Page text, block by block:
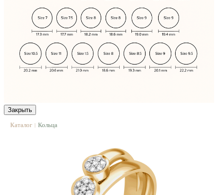
Закрыть
Каталог | Кольца